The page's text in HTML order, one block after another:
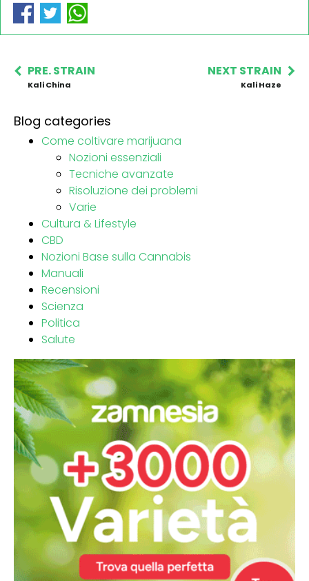
PRE. STRAIN
Kali China
NEXT STRAIN
Kali Haze
Blog categories
Come coltivare marijuana
Nozioni essenziali
Tecniche avanzate
Risoluzione dei problemi
Varie
Cultura & Lifestyle
CBD
Nozioni Base sulla Cannabis
Manuali
Recensioni
Scienza
Politica
Salute